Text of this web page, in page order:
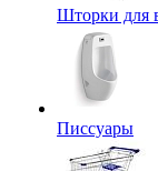
Шторки для
Писсуары